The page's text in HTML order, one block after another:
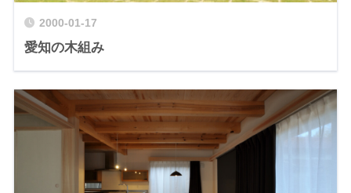
2000-01-17
愛知の木組み